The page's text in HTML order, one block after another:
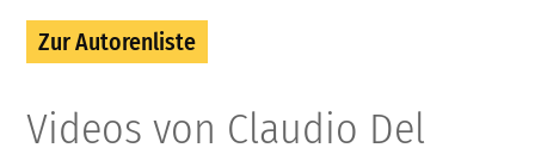
Zur Autorenliste
Videos von Claudio Del